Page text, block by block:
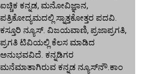
ಐಚ್ಚಿಕ ಕನ್ನಡ, ಮನೋವಿಜ್ಞಾನ,
ಪತ್ರಿಕೋದ್ಯಮದಲ್ಲಿ ಸ್ನಾತ್ತಕೋತ್ತರ ಪದವಿ.
ಕಸ್ತೂರಿ ನ್ಯೂಸ್‌. ವಿಜಯವಾಣಿ, ಪ್ರಜಾಪ್ರಗತಿ,
ಪ್ರಗತಿ ಟಿವಿಯಲ್ಲಿ ಕೆಲಸ ಮಾಡಿದ
ಅನುಭವವಿದೆ. ಕನ್ನಡಿಗರ
ಮನೆಮಾತಾಗಿರುವ ಕನ್ನಡ ನ್ಯೂಸ್‌ನೌ.ಕಾಂ